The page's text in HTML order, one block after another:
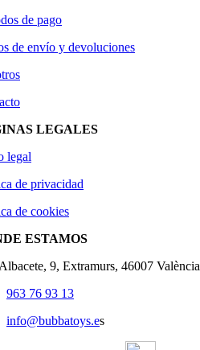
de pago
de envío y devoluciones
LEGALES
legal
de privacidad
de cookies
ESTAMOS
9, Extramurs, 46007 València
963 76 93 13
info@bubbatoys.es